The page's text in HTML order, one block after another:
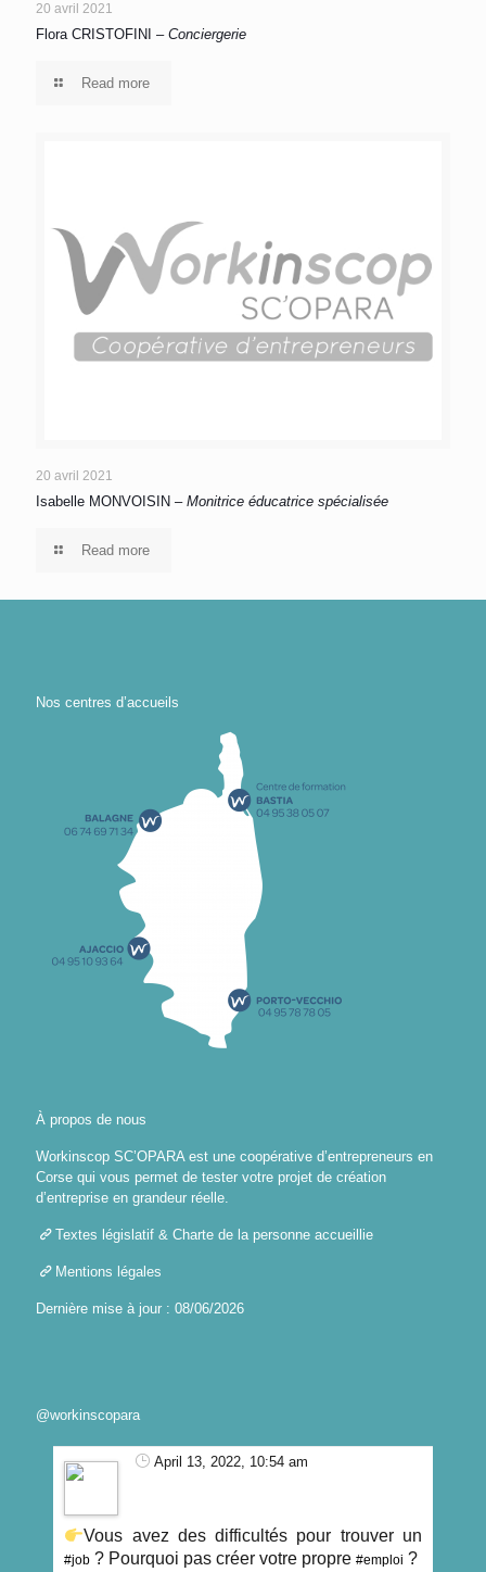
20 avril 2021
Flora CRISTOFINI – Conciergerie
Read more
20 avril 2021
Isabelle MONVOISIN – Monitrice éducatrice spécialisée
Read more
Nos centres d’accueils
À propos de nous
Workinscop SC’OPARA est une coopérative d’entrepreneurs en
Corse qui vous permet de tester votre projet de création
d’entreprise en grandeur réelle.
Textes législatif & Charte de la personne accueillie
Mentions légales
Dernière mise à jour : 08/06/2026
@workinscopara
April 13, 2022, 10:54 am
Vous avez des difficultés pour trouver un
#job ? Pourquoi pas créer votre propre #emploi ?